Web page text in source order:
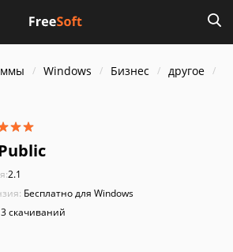
Windows Бизнес
другое
2.1
Бесплатно для Windows
скачиваний